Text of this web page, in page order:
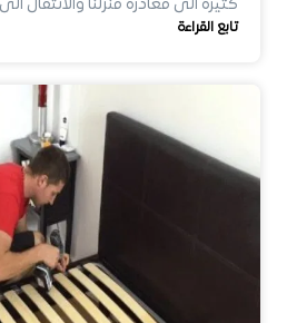
كثيرة الى مغادرة منزلنا والانتقال
تابع القراءة